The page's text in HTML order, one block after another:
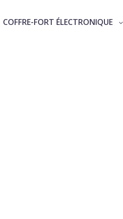
COFFRE-FORT ÉLECTRONIQUE